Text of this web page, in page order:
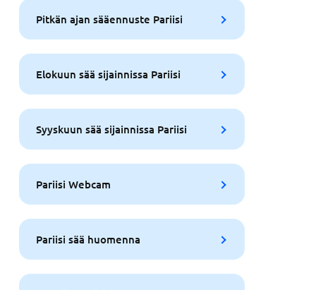
Pitkän ajan sääennuste Pariisi
Elokuun sää sijainnissa Pariisi
Syyskuun sää sijainnissa Pariisi
Pariisi Webcam
Pariisi sää huomenna